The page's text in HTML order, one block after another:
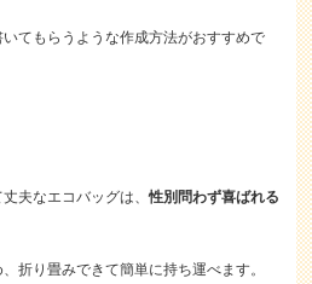
てもらうような作成方法がおすすめで
夫なエコバッグは、性別問わず喜ばれる
折り畳みできて簡単に持ち運べます。